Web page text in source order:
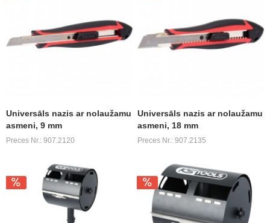
Universāls nazis ar nolaužamu
asmeni, 9 mm
Preces Nr.: 907.2120
Universāls nazis ar nolaužamu
asmeni, 18 mm
Preces Nr.: 907.2135